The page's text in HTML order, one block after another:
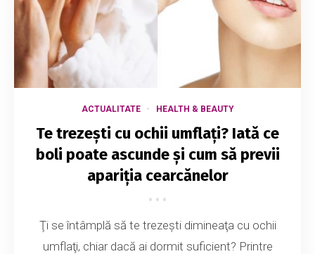
ACTUALITATE HEALTH & BEAUTY
Te trezești cu ochii umflați? Iată ce
boli poate ascunde și cum să previi
apariția cearcănelor
Ţi se întâmplă să te trezești dimineaţa cu ochii
umflaţi, chiar dacă ai dormit suficient? Printre